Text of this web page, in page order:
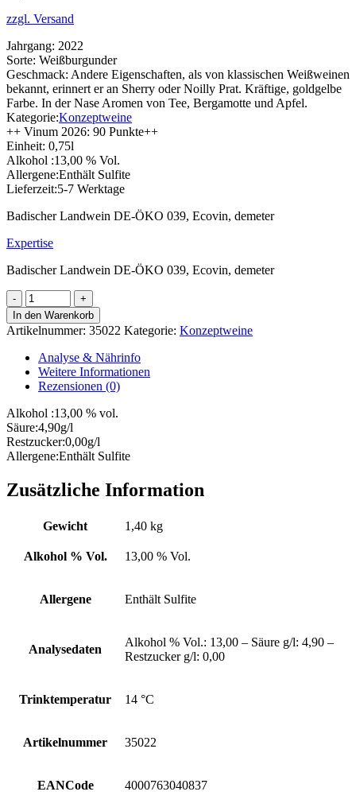
zzgl. Versand
Jahrgang: 2022
Sorte: Weißburgunder
Geschmack: Andere Eigenschaften, als von klassischen Weißweinen
bekannt, erinnert er an Sherry oder Noilly Prat. Kräftige, goldgelbe
Farbe. In der Nase Aromen von Tee, Bergamotte und Apfel.
Kategorie:Konzeptweine
++ Vinum 2026: 90 Punkte++
Einheit: 0,75l
Alkohol :13,00 % Vol.
Allergene:Enthält Sulfite
Lieferzeit:5-7 Werktage
Badischer Landwein DE-ÖKO 039, Ecovin, demeter
Expertise
Badischer Landwein DE-ÖKO 039, Ecovin, demeter
2022
Weissburgunder
ORANGE
Landwein
Menge
In den Warenkorb
Artikelnummer: 35022 Kategorie: Konzeptweine
Analyse & Nährinfo
Weitere Informationen
Rezensionen (0)
Alkohol :13,00 % vol.
Säure:4,90g/l
Restzucker:0,00g/l
Allergene:Enthält Sulfite
Zusätzliche Information
Gewicht 1,40 kg
Alkohol % Vol. 13,00 % Vol.
Allergene Enthält Sulfite
Analysedaten
Alkohol % Vol.: 13,00 – Säure g/l: 4,90 –
Restzucker g/l: 0,00
Trinktemperatur 14 °C
Artikelnummer 35022
EANCode 4000763040837